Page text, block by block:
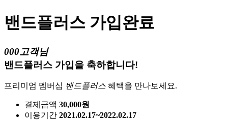
밴드플러스 가입완료
000고객님
밴드플러스 가입을 축하합니다!
프리미엄 멤버십 밴드플러스 혜택을 만나보세요.
결제금액 30,000원
이용기간 2021.02.17~2022.02.17